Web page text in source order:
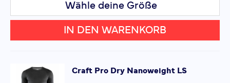
Wähle deine Größe
IN DEN WARENKORB
Craft Pro Dry Nanoweight LS